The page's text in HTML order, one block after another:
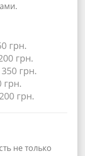
грн.
грн.
грн.
грн.
грн.
не только